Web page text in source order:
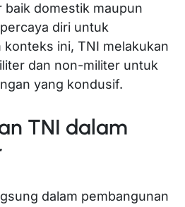
baik domestik maupun
diri untuk
konteks ini, TNI melakukan
dan non-militer untuk
yang kondusif.
TNI dalam
dalam pembangunan